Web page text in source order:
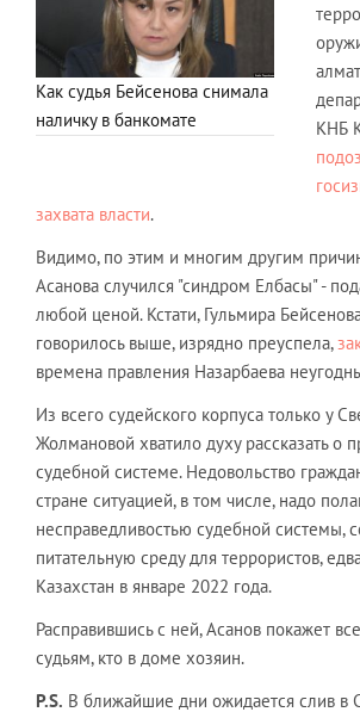
Как судья Бейсенова снимала
наличку в банкомате
КНБ
захвата власти.
Видимо, по этим и многим другим
Асанова случился "синдром Елбасы" -
любой ценой. Кстати, Гульмира
говорилось выше, изрядно преуспела,
времена правления Назарбаева
Из всего судейского корпуса только у
Жолмановой хватило духу рассказать о
судебной системе. Недовольство
стране ситуацией, в том числе, надо
несправедливостью судебной системы,
питательную среду для террористов,
Казахстан в январе 2022 года.
Расправившись с ней, Асанов покажет
судьям, кто в доме хозяин.
P.S. В ближайшие дни ожидается слив в